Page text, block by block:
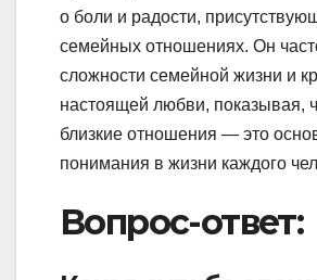
о боли и радости,
семейных отношениях. Он
сложности семейной жизни и
настоящей любви, показывая,
близкие отношения — это
понимания в жизни каждого
Вопрос-ответ: